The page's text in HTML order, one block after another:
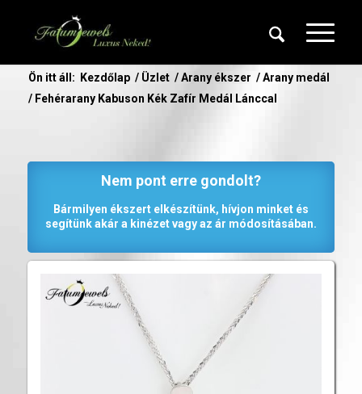
Ön itt áll: Kezdőlap / Üzlet / Arany ékszer / Arany medál
/ Fehérarany Kabuson Kék Zafír Medál Lánccal
Nem pont erre gondolt?
Bármilyen ékszert elkészítünk, hívjon minket és
segítünk akár a kinézet vagy az ár módosításában.